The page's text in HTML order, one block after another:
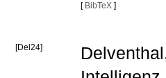
[ BibTeX ]
[Del24]